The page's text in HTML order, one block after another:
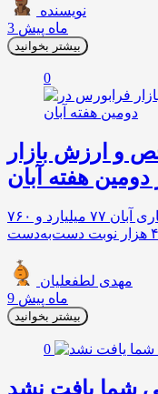
نویسنده
3 ماه پیش
بیشتر بخوانید
0
و ارزش بازار
هفته آبان
معامله‌گران فرابورسی در دومین هفته کاری آبان‌ ۷۷ میلیارد و ۷۶۰
مهدی لطفعلیان
9 ماه پیش
بیشتر بخوانید
0